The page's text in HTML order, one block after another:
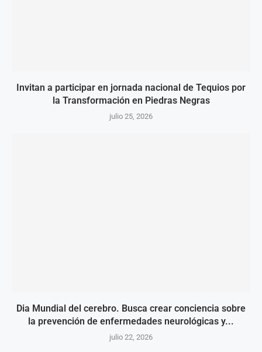
Invitan a participar en jornada nacional de Tequios por
la Transformación en Piedras Negras
julio 25, 2026
Dia Mundial del cerebro. Busca crear conciencia sobre
la prevención de enfermedades neurológicas y...
julio 22, 2026